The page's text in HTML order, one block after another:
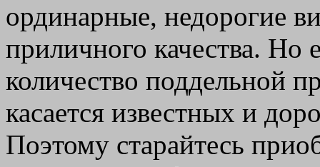
ординарные, недорогие
приличного качества. Но
количество поддельной
касается известных и
Поэтому старайтесь